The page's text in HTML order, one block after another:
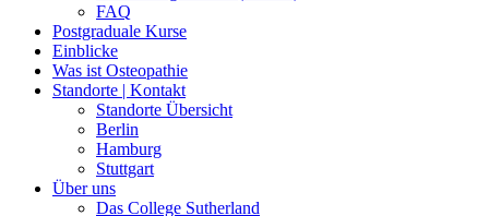
FAQ
Postgraduale Kurse
Einblicke
Was ist Osteopathie
Standorte | Kontakt
Standorte Übersicht
Berlin
Hamburg
Stuttgart
Über uns
Das College Sutherland